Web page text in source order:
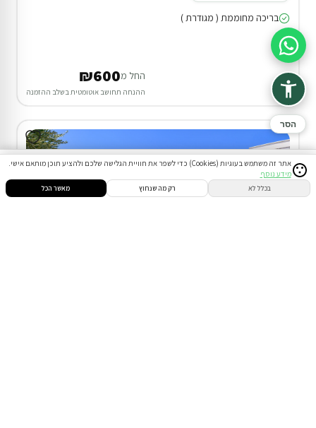
הזמנות הודעות התחבר
בריכה מחוממת ( מגודרת )
החל מ₪600
ההנחה תחושב אוטומטית בשלב ההזמנה
אתר זה משתמש בעוגיות (Cookies) כדי לשפר את חוויית הגלישה שלכם ולהציע תוכן מותאם אישי.
מידע נוסף
בכלל לא רק מה שנחוץ מאשר הכל
סיוע בהזמנה
הסר